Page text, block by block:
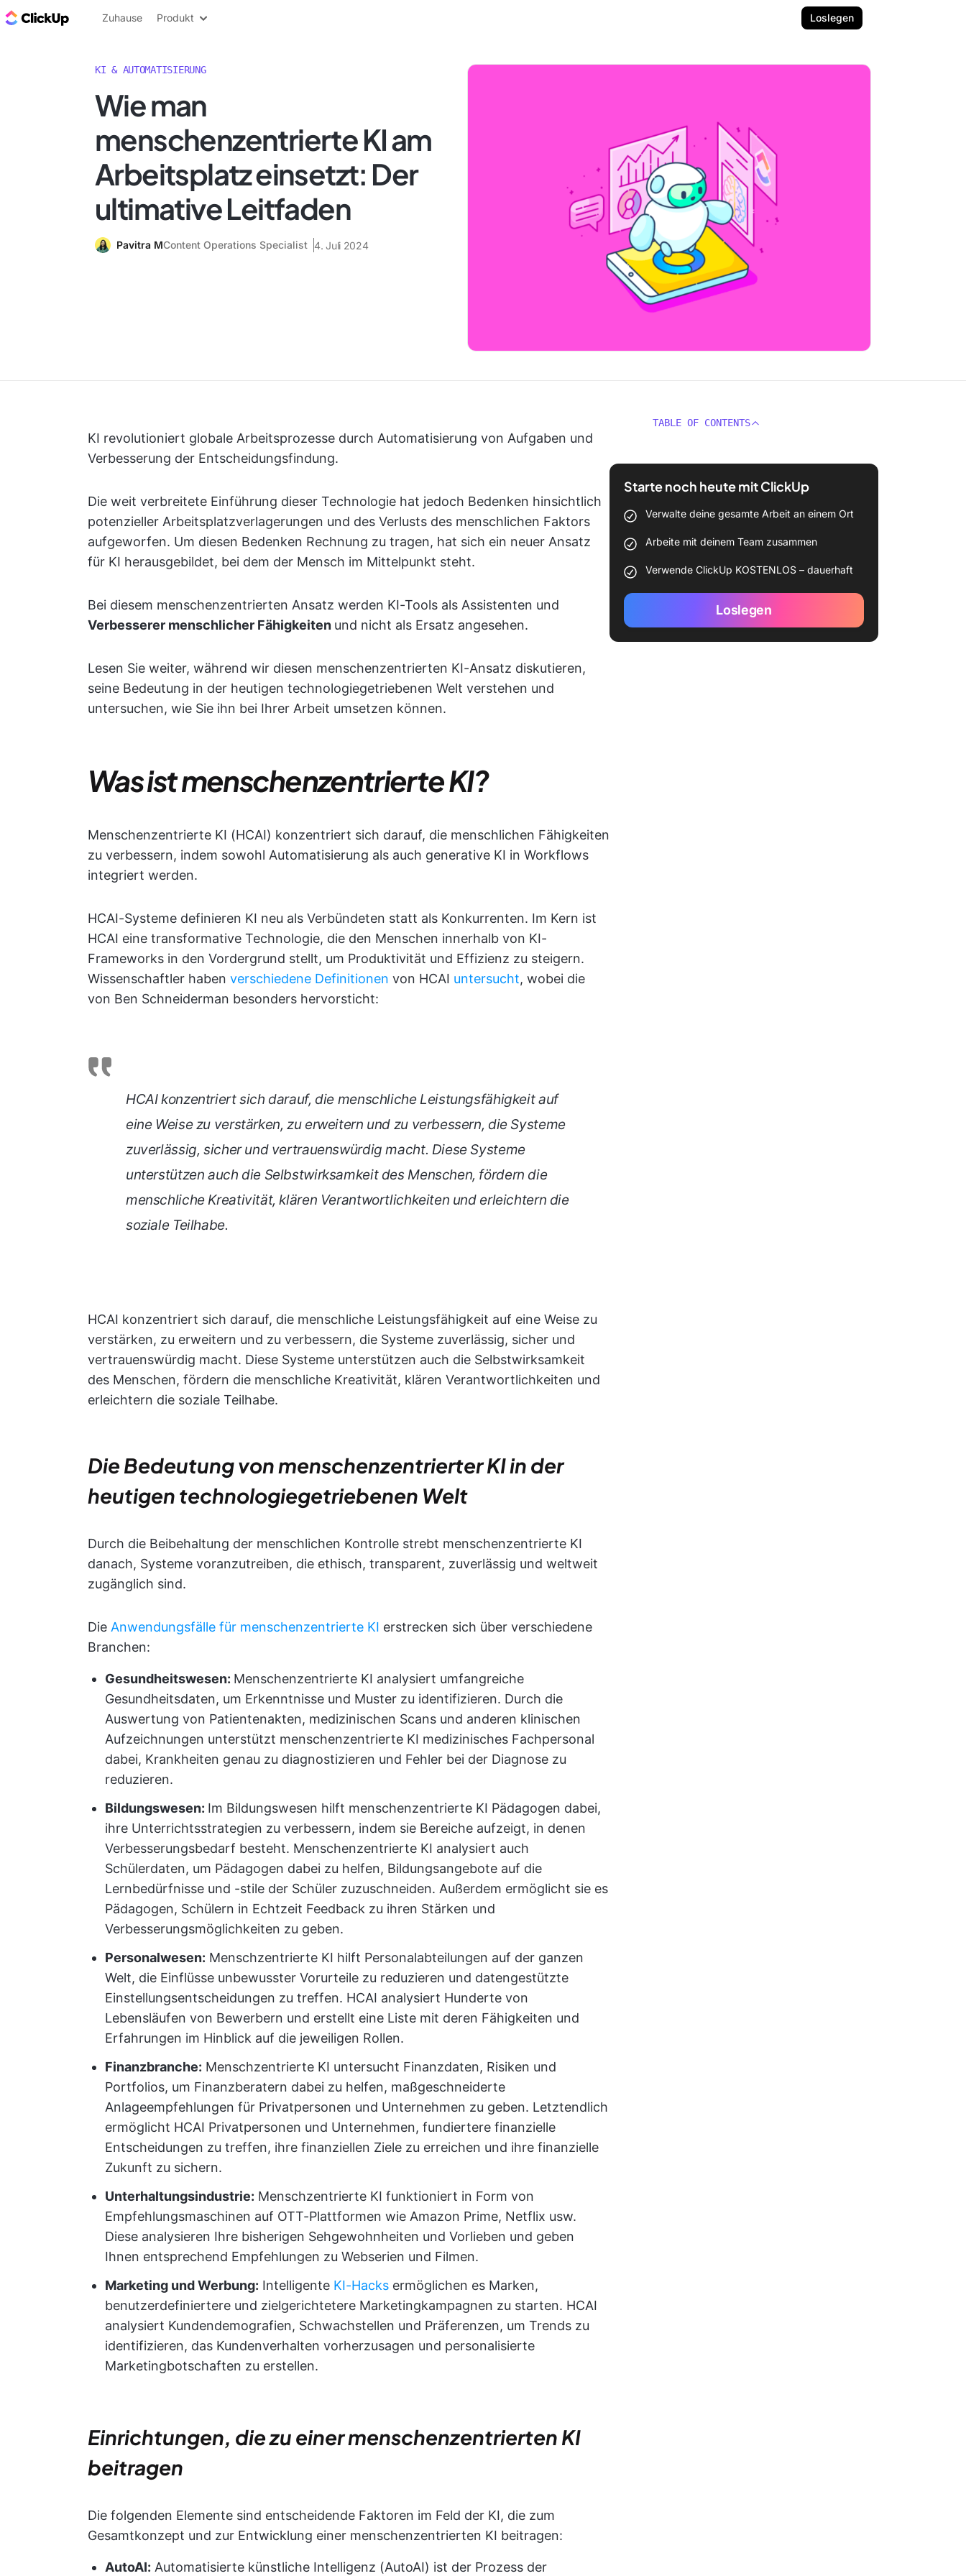
ClickUp Blog
Zuhause Produkt Loslegen
KI & AUTOMATISIERUNG
Wie man
menschenzentrierte KI am
Arbeitsplatz einsetzt: Der
ultimative Leitfaden
Pavitra MContent Operations Specialist 4. Juli 2024
KI revolutioniert globale Arbeitsprozesse durch Automatisierung von Aufgaben und
Verbesserung der Entscheidungsfindung.
Die weit verbreitete Einführung dieser Technologie hat jedoch Bedenken hinsichtlich
potenzieller Arbeitsplatzverlagerungen und des Verlusts des menschlichen Faktors
aufgeworfen. Um diesen Bedenken Rechnung zu tragen, hat sich ein neuer Ansatz
für KI herausgebildet, bei dem der Mensch im Mittelpunkt steht.
Bei diesem menschenzentrierten Ansatz werden KI-Tools als Assistenten und
Verbesserer menschlicher Fähigkeiten und nicht als Ersatz angesehen.
Lesen Sie weiter, während wir diesen menschenzentrierten KI-Ansatz diskutieren,
seine Bedeutung in der heutigen technologiegetriebenen Welt verstehen und
untersuchen, wie Sie ihn bei Ihrer Arbeit umsetzen können.
Was ist menschenzentrierte KI?
Menschenzentrierte KI (HCAI) konzentriert sich darauf, die menschlichen Fähigkeiten
zu verbessern, indem sowohl Automatisierung als auch generative KI in Workflows
integriert werden.
HCAI-Systeme definieren KI neu als Verbündeten statt als Konkurrenten. Im Kern ist
HCAI eine transformative Technologie, die den Menschen innerhalb von KI-
Frameworks in den Vordergrund stellt, um Produktivität und Effizienz zu steigern.
Wissenschaftler haben verschiedene Definitionen von HCAI untersucht, wobei die
von Ben Schneiderman besonders hervorsticht:
HCAI konzentriert sich darauf, die menschliche Leistungsfähigkeit auf
eine Weise zu verstärken, zu erweitern und zu verbessern, die Systeme
zuverlässig, sicher und vertrauenswürdig macht. Diese Systeme
unterstützen auch die Selbstwirksamkeit des Menschen, fördern die
menschliche Kreativität, klären Verantwortlichkeiten und erleichtern die
soziale Teilhabe.
HCAI konzentriert sich darauf, die menschliche Leistungsfähigkeit auf eine Weise zu
verstärken, zu erweitern und zu verbessern, die Systeme zuverlässig, sicher und
vertrauenswürdig macht. Diese Systeme unterstützen auch die Selbstwirksamkeit
des Menschen, fördern die menschliche Kreativität, klären Verantwortlichkeiten und
erleichtern die soziale Teilhabe.
Die Bedeutung von menschenzentrierter KI in der
heutigen technologiegetriebenen Welt
Durch die Beibehaltung der menschlichen Kontrolle strebt menschenzentrierte KI
danach, Systeme voranzutreiben, die ethisch, transparent, zuverlässig und weltweit
zugänglich sind.
Die Anwendungsfälle für menschenzentrierte KI erstrecken sich über verschiedene
Branchen:
Gesundheitswesen: Menschenzentrierte KI analysiert umfangreiche
Gesundheitsdaten, um Erkenntnisse und Muster zu identifizieren. Durch die
Auswertung von Patientenakten, medizinischen Scans und anderen klinischen
Aufzeichnungen unterstützt menschenzentrierte KI medizinisches Fachpersonal
dabei, Krankheiten genau zu diagnostizieren und Fehler bei der Diagnose zu
reduzieren.
Bildungswesen: Im Bildungswesen hilft menschenzentrierte KI Pädagogen dabei,
ihre Unterrichtsstrategien zu verbessern, indem sie Bereiche aufzeigt, in denen
Verbesserungsbedarf besteht. Menschenzentrierte KI analysiert auch
Schülerdaten, um Pädagogen dabei zu helfen, Bildungsangebote auf die
Lernbedürfnisse und -stile der Schüler zuzuschneiden. Außerdem ermöglicht sie es
Pädagogen, Schülern in Echtzeit Feedback zu ihren Stärken und
Verbesserungsmöglichkeiten zu geben.
Personalwesen: Menschzentrierte KI hilft Personalabteilungen auf der ganzen
Welt, die Einflüsse unbewusster Vorurteile zu reduzieren und datengestützte
Einstellungsentscheidungen zu treffen. HCAI analysiert Hunderte von
Lebensläufen von Bewerbern und erstellt eine Liste mit deren Fähigkeiten und
Erfahrungen im Hinblick auf die jeweiligen Rollen.
Finanzbranche: Menschzentrierte KI untersucht Finanzdaten, Risiken und
Portfolios, um Finanzberatern dabei zu helfen, maßgeschneiderte
Anlageempfehlungen für Privatpersonen und Unternehmen zu geben. Letztendlich
ermöglicht HCAI Privatpersonen und Unternehmen, fundiertere finanzielle
Entscheidungen zu treffen, ihre finanziellen Ziele zu erreichen und ihre finanzielle
Zukunft zu sichern.
Unterhaltungsindustrie: Menschzentrierte KI funktioniert in Form von
Empfehlungsmaschinen auf OTT-Plattformen wie Amazon Prime, Netflix usw.
Diese analysieren Ihre bisherigen Sehgewohnheiten und Vorlieben und geben
Ihnen entsprechend Empfehlungen zu Webserien und Filmen.
Marketing und Werbung: Intelligente KI-Hacks ermöglichen es Marken,
benutzerdefiniertere und zielgerichtetere Marketingkampagnen zu starten. HCAI
analysiert Kundendemografien, Schwachstellen und Präferenzen, um Trends zu
identifizieren, das Kundenverhalten vorherzusagen und personalisierte
Marketingbotschaften zu erstellen.
Einrichtungen, die zu einer menschenzentrierten KI
beitragen
Die folgenden Elemente sind entscheidende Faktoren im Feld der KI, die zum
Gesamtkonzept und zur Entwicklung einer menschenzentrierten KI beitragen:
AutoAI: Automatisierte künstliche Intelligenz (AutoAI) ist der Prozess der
TABLE OF CONTENTS
Starte noch heute mit ClickUp
Verwalte deine gesamte Arbeit an einem Ort
Arbeite mit deinem Team zusammen
Verwende ClickUp KOSTENLOS – dauerhaft
Loslegen